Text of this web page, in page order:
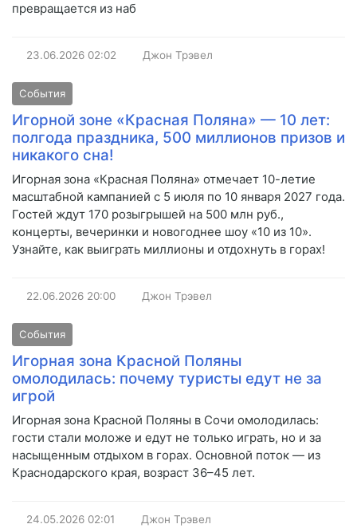
превращается из наб
23.06.2026 02:02 Джон Трэвел
События
Игорной зоне «Красная Поляна» — 10 лет:
полгода праздника, 500 миллионов призов и
никакого сна!
Игорная зона «Красная Поляна» отмечает 10-летие
масштабной кампанией с 5 июля по 10 января 2027 года.
Гостей ждут 170 розыгрышей на 500 млн руб.,
концерты, вечеринки и новогоднее шоу «10 из 10».
Узнайте, как выиграть миллионы и отдохнуть в горах!
22.06.2026 20:00 Джон Трэвел
События
Игорная зона Красной Поляны
омолодилась: почему туристы едут не за
игрой
Игорная зона Красной Поляны в Сочи омолодилась:
гости стали моложе и едут не только играть, но и за
насыщенным отдыхом в горах. Основной поток — из
Краснодарского края, возраст 36–45 лет.
24.05.2026 02:01 Джон Трэвел